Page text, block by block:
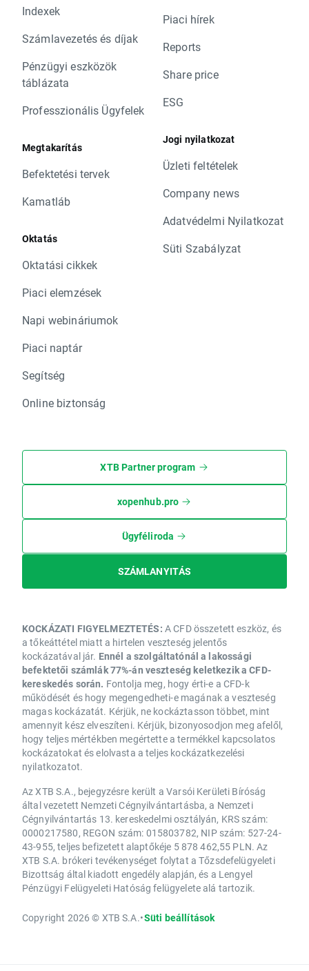
Indexek
Számlavezetés és díjak
Pénzügyi eszközök
táblázata
Professzionális Ügyfelek
Megtakarítás
Befektetési tervek
Kamatláb
Oktatás
Oktatási cikkek
Piaci elemzések
Napi webináriumok
Piaci naptár
Segítség
Online biztonság
Piaci hírek
Reports
Share price
ESG
Jogi nyilatkozat
Üzleti feltételek
Company news
Adatvédelmi Nyilatkozat
Süti Szabályzat
XTB Partner program
xopenhub.pro
Ügyféliroda
SZÁMLANYITÁS
KOCKÁZATI FIGYELMEZTETÉS: A CFD összetett eszköz, és
a tőkeáttétel miatt a hirtelen veszteség jelentős
kockázatával jár. Ennél a szolgáltatónál a lakossági
befektetői számlák 77%-án veszteség keletkezik a CFD-
kereskedés során. Fontolja meg, hogy érti-e a CFD-k
működését és hogy megengedheti-e magának a veszteség
magas kockázatát. Kérjük, ne kockáztasson többet, mint
amennyit kész elveszíteni. Kérjük, bizonyosodjon meg afelől,
hogy teljes mértékben megértette a termékkel kapcsolatos
kockázatokat és elolvasta a teljes kockázatkezelési
nyilatkozatot.
Az XTB S.A., bejegyzésre került a Varsói Kerületi Bíróság
által vezetett Nemzeti Cégnyilvántartásba, a Nemzeti
Cégnyilvántartás 13. kereskedelmi osztályán, KRS szám:
0000217580, REGON szám: 015803782, NIP szám: 527-24-
43-955, teljes befizetett alaptőkéje 5 878 462,55 PLN. Az
XTB S.A. brókeri tevékenységet folytat a Tőzsdefelügyeleti
Bizottság által kiadott engedély alapján, és a Lengyel
Pénzügyi Felügyeleti Hatóság felügyelete alá tartozik.
Copyright 2026 © XTB S.A.•Süti beállítások